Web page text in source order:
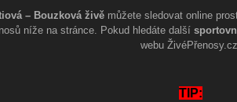
– Bouzková živěmůžete sledovat online
níže na stránce. Pokud hledáte další
webu
TIP: